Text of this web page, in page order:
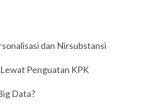
dan Nirsubstansi
Penguatan KPK
Data?